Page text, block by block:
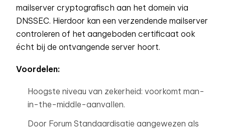
mailserver cryptografisch aan het domein via
DNSSEC. Hierdoor kan een verzendende mailserver
controleren of het aangeboden certificaat ook
écht bij de ontvangende server hoort.
Voordelen:
Hoogste niveau van zekerheid: voorkomt man-
in-the-middle-aanvallen.
Door Forum Standaardisatie aangewezen als